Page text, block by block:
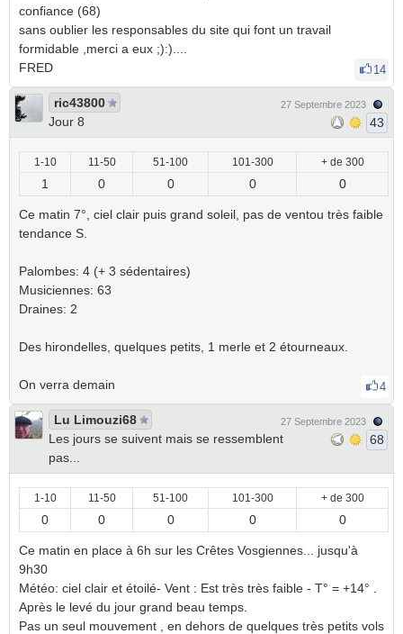
confiance (68)
sans oublier les responsables du site qui font un travail
formidable ,merci a eux ;):)....
FRED
14
ric43800
Jour 8
27 Septembre 2023
43
1-10 11-50 51-100 101-300 + de 300
1 0 0 0 0
Ce matin 7°, ciel clair puis grand soleil, pas de ventou très faible
tendance S.
Palombes: 4 (+ 3 sédentaires)
Musiciennes: 63
Draines: 2
Des hirondelles, quelques petits, 1 merle et 2 étourneaux.
On verra demain 4
Lu Limouzi68
Les jours se suivent mais se ressemblent
pas...
27 Septembre 2023
68
1-10 11-50 51-100 101-300 + de 300
0 0 0 0 0
Ce matin en place à 6h sur les Crêtes Vosgiennes... jusqu'à
9h30
Météo: ciel clair et étoilé- Vent : Est très très faible - T° = +14° .
Après le levé du jour grand beau temps.
Pas un seul mouvement , en dehors de quelques très petits vols